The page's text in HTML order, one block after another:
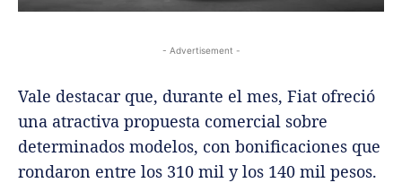
- Advertisement -
Vale destacar que, durante el mes, Fiat ofreció
una atractiva propuesta comercial sobre
determinados modelos, con bonificaciones que
rondaron entre los 310 mil y los 140 mil pesos.